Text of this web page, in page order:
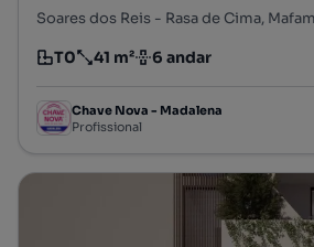
Tipologia
T0
Preço por metro quadrado
41 m²
Andar 6 andar
Chave Nova - Madalena
Profissional